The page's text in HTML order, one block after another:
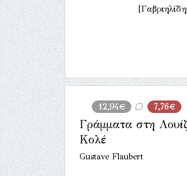
12,94€ 7,76€
Γράμματα στη
Κολέ
Gustave Flaubert